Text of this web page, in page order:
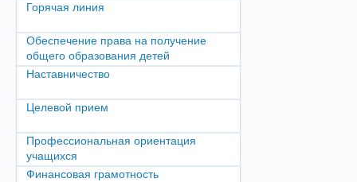
Горячая линия
Обеспечение права на получение
общего образования детей
Наставничество
Целевой прием
Профессиональная ориентация
учащихся
Финансовая грамотность